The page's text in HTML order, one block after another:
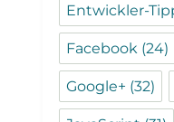
Entwickler-
Facebook (24)
Google+ (32)